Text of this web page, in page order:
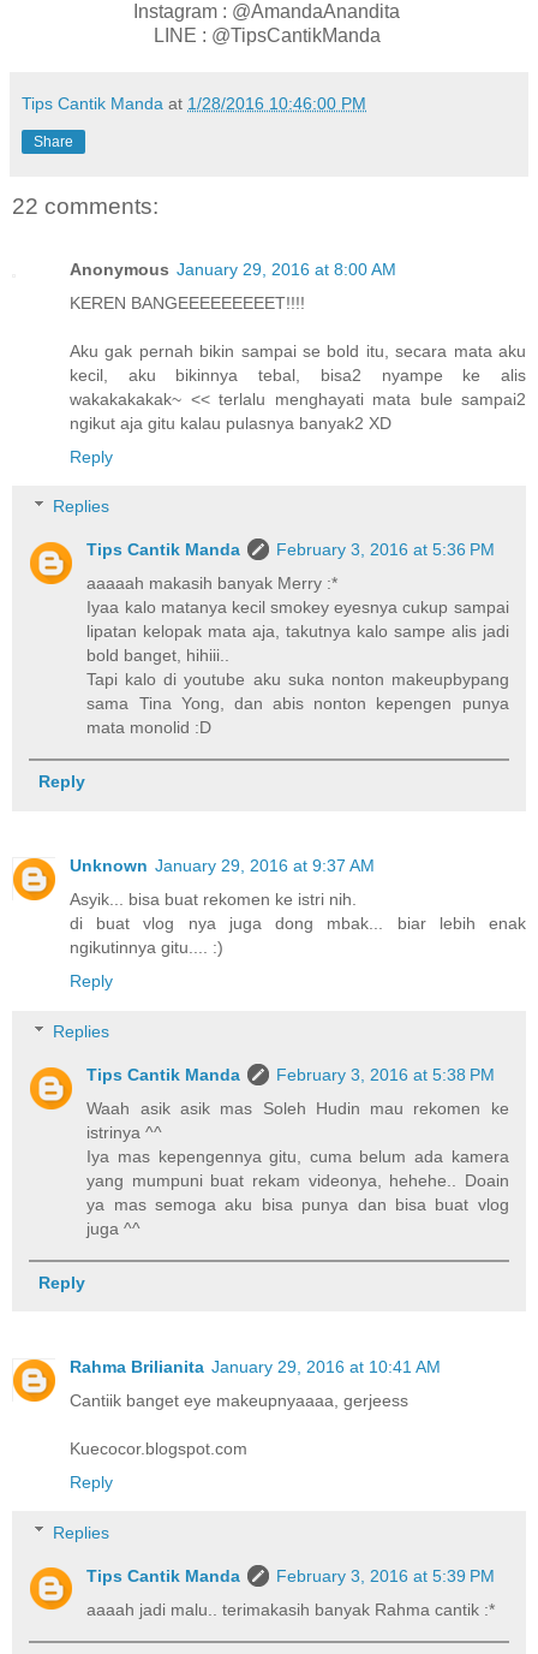
Instagram : @AmandaAnandita
LINE : @TipsCantikManda
Tips Cantik Manda at 1/28/2016 10:46:00 PM
Share
22 comments:
Anonymous January 29, 2016 at 8:00 AM
KEREN BANGEEEEEEEEET!!!!
Aku gak pernah bikin sampai se bold itu, secara mata aku
kecil, aku bikinnya tebal, bisa2 nyampe ke alis
wakakakakak~ << terlalu menghayati mata bule sampai2
ngikut aja gitu kalau pulasnya banyak2 XD
Reply
Replies
Tips Cantik Manda
February 3, 2016 at 5:36 PM
aaaaah makasih banyak Merry :*
Iyaa kalo matanya kecil smokey eyesnya cukup sampai
lipatan kelopak mata aja, takutnya kalo sampe alis jadi
bold banget, hihiii..
Tapi kalo di youtube aku suka nonton makeupbypang
sama Tina Yong, dan abis nonton kepengen punya
mata monolid :D
Reply
Unknown January 29, 2016 at 9:37 AM
Asyik... bisa buat rekomen ke istri nih.
di buat vlog nya juga dong mbak... biar lebih enak
ngikutinnya gitu.... :)
Reply
Replies
Tips Cantik Manda
February 3, 2016 at 5:38 PM
Waah asik asik mas Soleh Hudin mau rekomen ke
istrinya ^^
Iya mas kepengennya gitu, cuma belum ada kamera
yang mumpuni buat rekam videonya, hehehe.. Doain
ya mas semoga aku bisa punya dan bisa buat vlog
juga ^^
Reply
Rahma Brilianita January 29, 2016 at 10:41 AM
Cantiik banget eye makeupnyaaaa, gerjeess
Kuecocor.blogspot.com
Reply
Replies
Tips Cantik Manda
February 3, 2016 at 5:39 PM
aaaah jadi malu.. terimakasih banyak Rahma cantik :*